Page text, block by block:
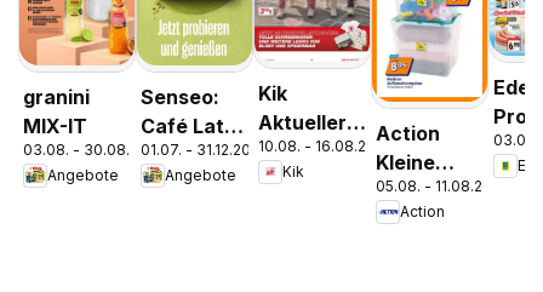
granini
MIX-IT
03.08. - 30.08.2026
Angebote
Senseo:
Café Latte
Dubai
Chocolate
01.07. - 31.12.2026
Angebote
Kik
Aktueller
Prospekt
10.08. - 16.08.2026
Kik
Action
Kleine
Preise,
große
05.08. - 11.08.2026
Action
03.08.